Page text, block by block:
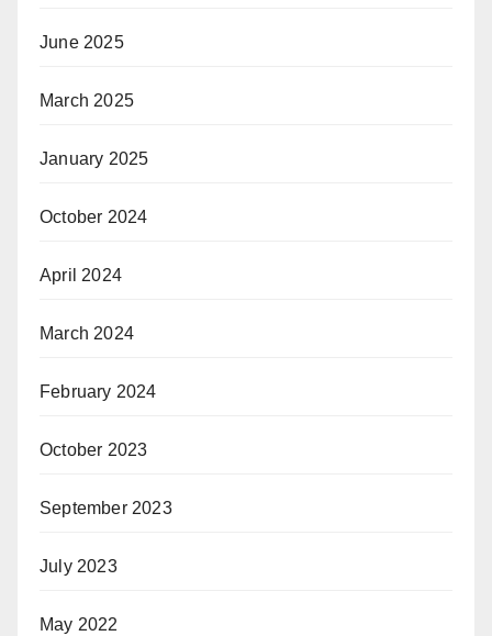
June 2025
March 2025
January 2025
October 2024
April 2024
March 2024
February 2024
October 2023
September 2023
July 2023
May 2022